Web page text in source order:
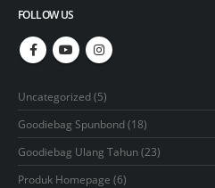
FOLLOW US
Uncategorized 55
products
Goodiebag Spunbond 1818
products
Goodiebag Ulang Tahun 2323
products
Produk Homepage 66